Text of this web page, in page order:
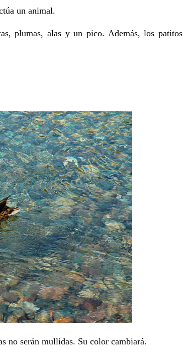
un animal.
plumas, alas y un pico. Además, los patitos
no serán mullidas. Su color cambiará.